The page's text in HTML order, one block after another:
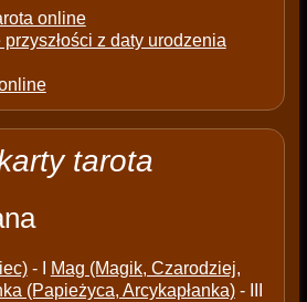
online
z daty urodzenia
tarota
- I
Mag (Magik, Czarodziej,
(Papieżyca, Arcykapłanka)- III